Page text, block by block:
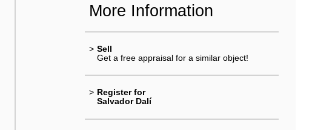
More Information
> Sell
Get a free appraisal for a similar object!
> Register for
Salvador Dalí